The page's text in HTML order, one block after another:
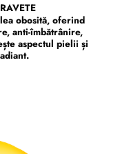
obosită, oferind
anti-îmbătrânire,
aspectul pielii și